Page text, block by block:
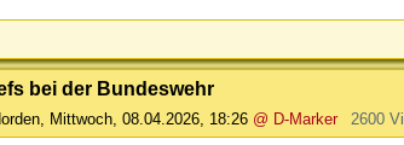
bei der Bundeswehr
, Mittwoch, 08.04.2026, 18:26 @ D-Marker 2600